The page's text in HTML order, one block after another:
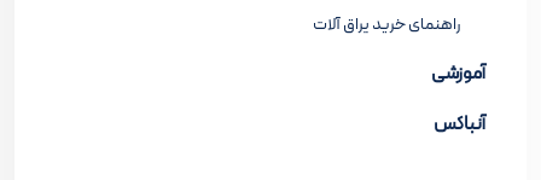
راهنمای خرید یراق آلات
آموزشی
آنباکس